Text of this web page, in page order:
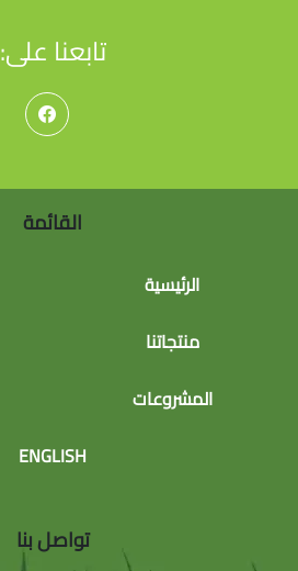
تابعنا على:
القائمة
الرئيسية
منتجاتنا
المشروعات
ENGLISH
تواصل بنا